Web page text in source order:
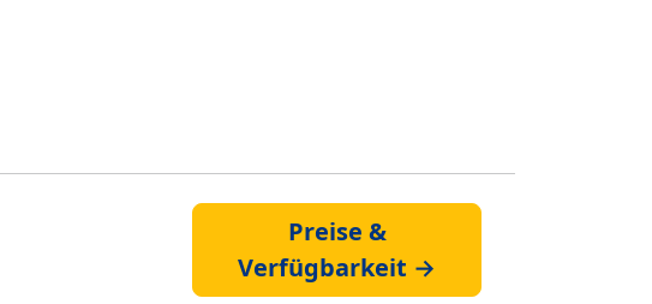
Preise &
Verfügbarkeit →